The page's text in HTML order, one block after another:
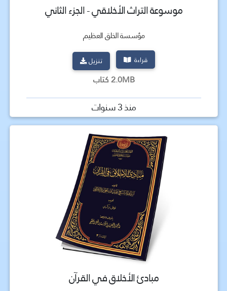
موسوعة التراث الأخلاقي - الجزء الثاني
مؤسسة الخلق العظيم
قراءة تنزيل
2.0MB كتاب
منذ 3 سنوات
مبادئ الأخلاق فـي القرآن